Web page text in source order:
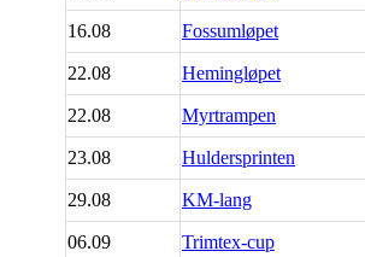
16.08 Fossumløpet
22.08 Hemingløpet
22.08 Myrtrampen
23.08 Huldersprinten
29.08 KM-lang
06.09 Trimtex-cup